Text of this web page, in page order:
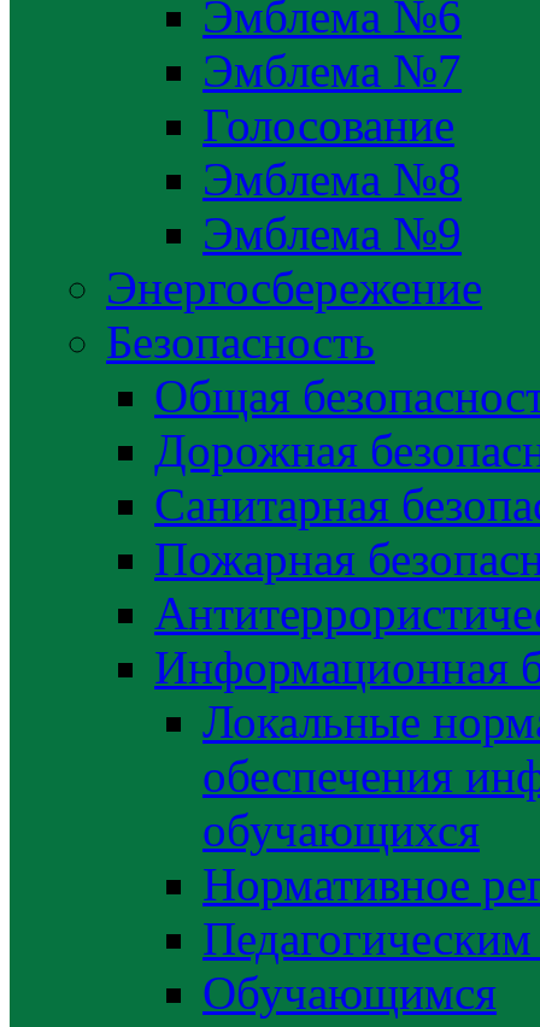
Эмблема №6
Эмблема №7
Голосование
Эмблема №8
Эмблема №9
Энергосбережение
Безопасность
Общая
Дорожная
Санитарная
Пожарная
Информационная
Локальные
обеспечения
обучающихся
Нормативное
Обучающимся